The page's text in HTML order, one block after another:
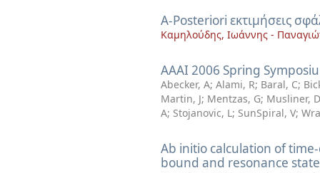
A-Posteriori εκτιμήσεις
Καμηλούδης, Ιωάννης -
AAAI 2006 Spring
Abecker, A; Alami, R; Baral, C;
Martin, J; Mentzas, G; Musliner, D
A; Stojanovic, L; SunSpiral, V;
Ab initio calculation of
bound and resonance